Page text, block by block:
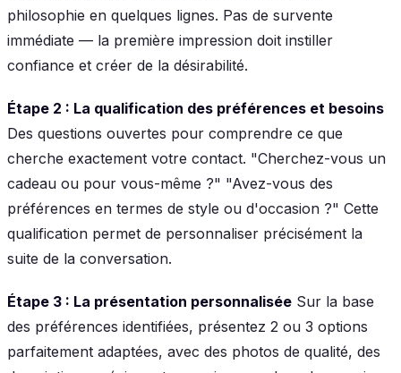
philosophie en quelques lignes. Pas de survente
immédiate — la première impression doit instiller
confiance et créer de la désirabilité.
Étape 2 : La qualification des préférences et besoins
Des questions ouvertes pour comprendre ce que
cherche exactement votre contact. "Cherchez-vous un
cadeau ou pour vous-même ?" "Avez-vous des
préférences en termes de style ou d'occasion ?" Cette
qualification permet de personnaliser précisément la
suite de la conversation.
Étape 3 : La présentation personnalisée Sur la base
des préférences identifiées, présentez 2 ou 3 options
parfaitement adaptées, avec des photos de qualité, des